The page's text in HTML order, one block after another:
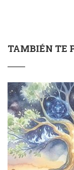
TAMBIÉN TE